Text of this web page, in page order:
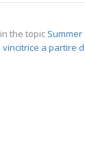
the topic Summer
vincitrice a partire